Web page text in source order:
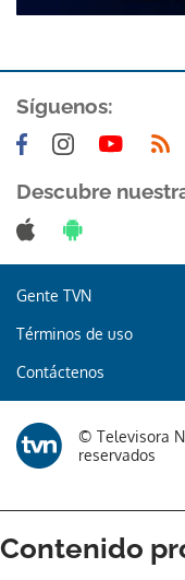
Síguenos:
Descubre
Gente TVN
Términos de uso
Contáctenos
© Televisora
reservados